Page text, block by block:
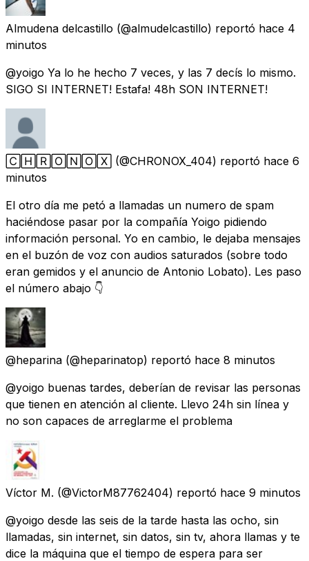
Almudena delcastillo (@almudelcastillo) reportó hace 4
minutos
@yoigo Ya lo he hecho 7 veces, y las 7 decís lo mismo.
SIGO SI INTERNET! Estafa! 48h SON INTERNET!
🄲🄷🅁🄾🄽🄾🅇 (@CHRONOX_404) reportó hace 6
minutos
El otro día me petó a llamadas un numero de spam
haciéndose pasar por la compañía Yoigo pidiendo
información personal. Yo en cambio, le dejaba mensajes
en el buzón de voz con audios saturados (sobre todo
eran gemidos y el anuncio de Antonio Lobato). Les paso
el número abajo 👇
@heparina (@heparinatop) reportó hace 8 minutos
@yoigo buenas tardes, deberían de revisar las personas
que tienen en atención al cliente. Llevo 24h sin línea y
no son capaces de arreglarme el problema
Víctor M. (@VictorM87762404) reportó hace 9 minutos
@yoigo desde las seis de la tarde hasta las ocho, sin
llamadas, sin internet, sin datos, sin tv, ahora llamas y te
dice la máquina que el tiempo de espera para ser